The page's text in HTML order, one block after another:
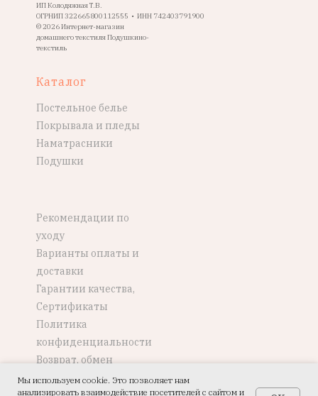
ИП Колодяжная Т.В.
ОГРНИП 322665800112555 • ИНН 742403791900
© 2026 Интернет-магазин
домашнего текстиля Подушкино-
текстиль
Каталог
Постельное белье
Покрывала и пледы
Наматрасники
Подушки
Рекомендации по
уходу
Варианты оплаты и
доставки
Гарантии качества,
Сертификаты
Политика
конфиденциальности
Возврат, обмен
Мы используем cookie. Это позволяет нам
анализировать взаимодействие посетителей с сайтом и